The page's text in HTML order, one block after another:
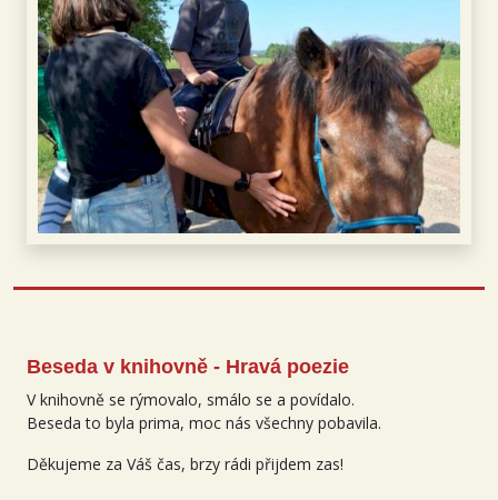
Beseda v knihovně - Hravá poezie
V knihovně se rýmovalo, smálo se a povídalo.
Beseda to byla prima, moc nás všechny pobavila.
Děkujeme za Váš čas, brzy rádi přijdem zas!